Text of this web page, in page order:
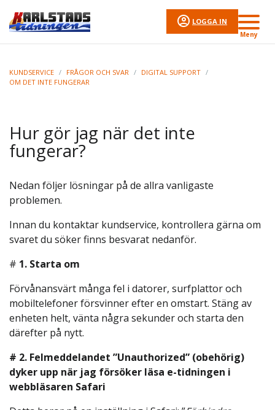
LOGGA IN
Meny
KUNDSERVICE / FRÅGOR OCH SVAR / DIGITAL SUPPORT /
OM DET INTE FUNGERAR
Hur gör jag när det inte
fungerar?
Nedan följer lösningar på de allra vanligaste
problemen.
Innan du kontaktar kundservice, kontrollera gärna om
svaret du söker finns besvarat nedanför.
# 1. Starta om
Förvånansvärt många fel i datorer, surfplattor och
mobiltelefoner försvinner efter en omstart. Stäng av
enheten helt, vänta några sekunder och starta den
därefter på nytt.
# 2. Felmeddelandet ”Unauthorized” (obehörig)
dyker upp när jag försöker läsa e-tidningen i
webbläsaren Safari